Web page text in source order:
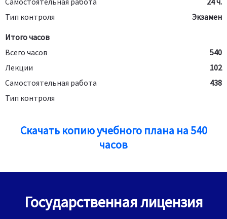
Тип контроля
Экзамен
Итого часов
Всего часов
540
Лекции
102
Самостоятельная работа
438
Тип контроля
Скачать копию учебного плана на 540
часов
Государственная лицензия